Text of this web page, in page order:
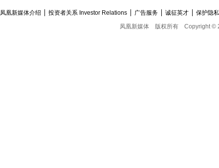
凤凰新媒体介绍 投资者关系 Investor Relations 广告服务 诚征英才
保护隐
凤凰新媒体
版权所有 Copyright ©